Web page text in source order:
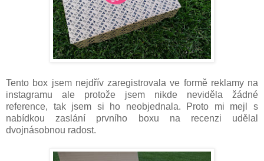
Tento box jsem nejdřív zaregistrovala ve formě reklamy na
instagramu ale protože jsem nikde neviděla žádné
reference, tak jsem si ho neobjednala. Proto mi mejl s
nabídkou zaslání prvního boxu na recenzi udělal
dvojnásobnou radost.